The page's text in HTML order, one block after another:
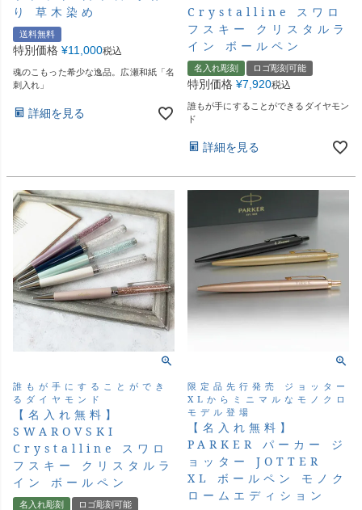
り 草木染め
送料無料
特別価格 ¥11,000税込
魂のこもった希少な逸品。広瀬和紙「名
刺入れ」
詳細を見る
Crystalline スワロ
フスキー クリスタルラ
イン ボールペン
名入れ彫刻 ロゴ彫刻可能
特別価格 ¥7,920税込
誰もが手にすることができるダイヤモン
ド
詳細を見る
誰もが手にすることができ
るダイヤモンド
【名入れ無料】
SWAROVSKI
Crystalline スワロ
フスキー クリスタルラ
イン ボールペン
名入れ彫刻 ロゴ彫刻可能
限定品先行発売 ジョッター
XLからミニマルなモノクロ
モデル登場
【名入れ無料】
PARKER パーカー ジ
ョッター JOTTER
XL ボールペン モノク
ロームエディション